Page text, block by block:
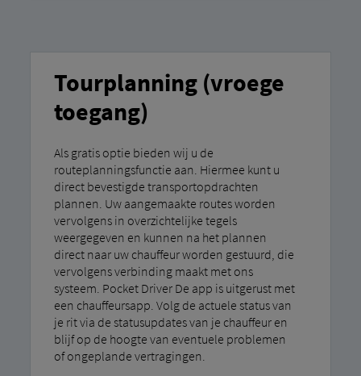
Tourplanning (vroege
toegang)
Als gratis optie bieden wij u de
routeplanningsfunctie aan. Hiermee kunt u
direct bevestigde transportopdrachten
plannen. Uw aangemaakte routes worden
vervolgens in overzichtelijke tegels
weergegeven en kunnen na het plannen
direct naar uw chauffeur worden gestuurd, die
vervolgens verbinding maakt met ons
systeem. Pocket Driver De app is uitgerust met
een chauffeursapp. Volg de actuele status van
je rit via de statusupdates van je chauffeur en
blijf op de hoogte van eventuele problemen
of ongeplande vertragingen.